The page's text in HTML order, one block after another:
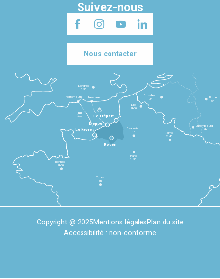
Suivez-nous
Nous contacter
Le Havre
Dieppe
Le Tréport
Rennes
2h30
Tours
3h
Paris
1h30
Beauvais
1h
Reims
2h45
Lille
2h30
Bruxelles
3h
Londres
3h30
Newhaven
Portsmouth
Bonn
5h
Luxembourg
4h
Rouen
Copyright @ 2025Mentions légalesPlan du site
Accessibilité : non-conforme